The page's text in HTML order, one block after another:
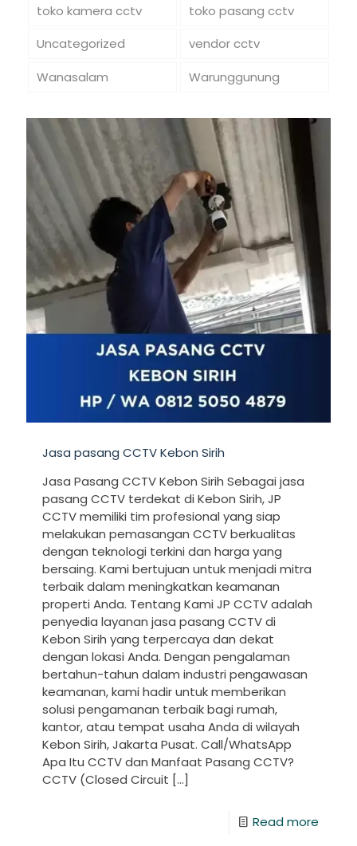
toko kamera cctv
toko pasang cctv
Uncategorized
vendor cctv
Wanasalam
Warunggunung
Jasa pasang CCTV Kebon Sirih
Jasa Pasang CCTV Kebon Sirih Sebagai jasa
pasang CCTV terdekat di Kebon Sirih, JP
CCTV memiliki tim profesional yang siap
melakukan pemasangan CCTV berkualitas
dengan teknologi terkini dan harga yang
bersaing. Kami bertujuan untuk menjadi mitra
terbaik dalam meningkatkan keamanan
properti Anda. Tentang Kami JP CCTV adalah
penyedia layanan jasa pasang CCTV di
Kebon Sirih yang terpercaya dan dekat
dengan lokasi Anda. Dengan pengalaman
bertahun-tahun dalam industri pengawasan
keamanan, kami hadir untuk memberikan
solusi pengamanan terbaik bagi rumah,
kantor, atau tempat usaha Anda di wilayah
Kebon Sirih, Jakarta Pusat. Call/WhatsApp
Apa Itu CCTV dan Manfaat Pasang CCTV?
CCTV (Closed Circuit […]
Read more